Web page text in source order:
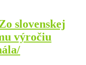
slovenskej
výročiu